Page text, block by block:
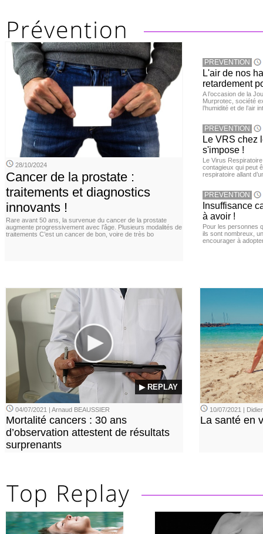
28/10/2024
Cancer de la prostate :
traitements et diagnostics
innovants !
Rare avant 50 ans, la survenue du cancer de la prostate
augmente progressivement avec l’âge. Plusieurs modalités de
traitements C’est un cancer de bon, voire de très bo
PREVENTION
L'air de nos
retardement
A l’occasion de la
Murprotec, société
l’humidité et de l’air
PREVENTION
Le VRS chez
s'impose !
Le Virus
contagieux qui peut
respiratoire allant
PREVENTION
Insuffisance
à avoir !
Pour les personnes
ils sont nombreux,
encourager à
▶ REPLAY
04/07/2021 | Arnaud BEAUSSIER
Mortalité cancers : 30 ans
d’observation attestent de résultats
surprenants
10/07/2021 |
La santé en